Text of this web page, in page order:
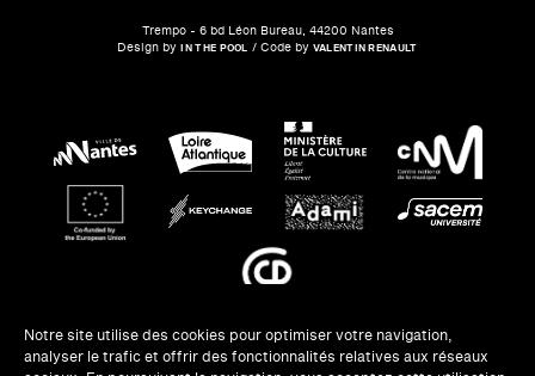
Notre site utilise des cookies pour optimiser votre navigation,
analyser le trafic et offrir des fonctionnalités relatives aux réseaux
Trempo - 6 bd Léon Bureau, 44200 Nantes
Design byIN THE POOL / Code by VALENTIN RENAULT